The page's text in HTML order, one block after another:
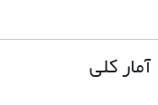
آمار کلی